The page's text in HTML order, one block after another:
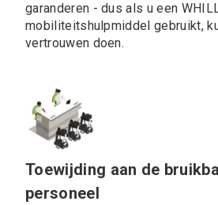
garanderen - dus als u een
mobiliteitshulpmiddel gebruikt,
vertrouwen doen.
Toewijding aan de
personeel